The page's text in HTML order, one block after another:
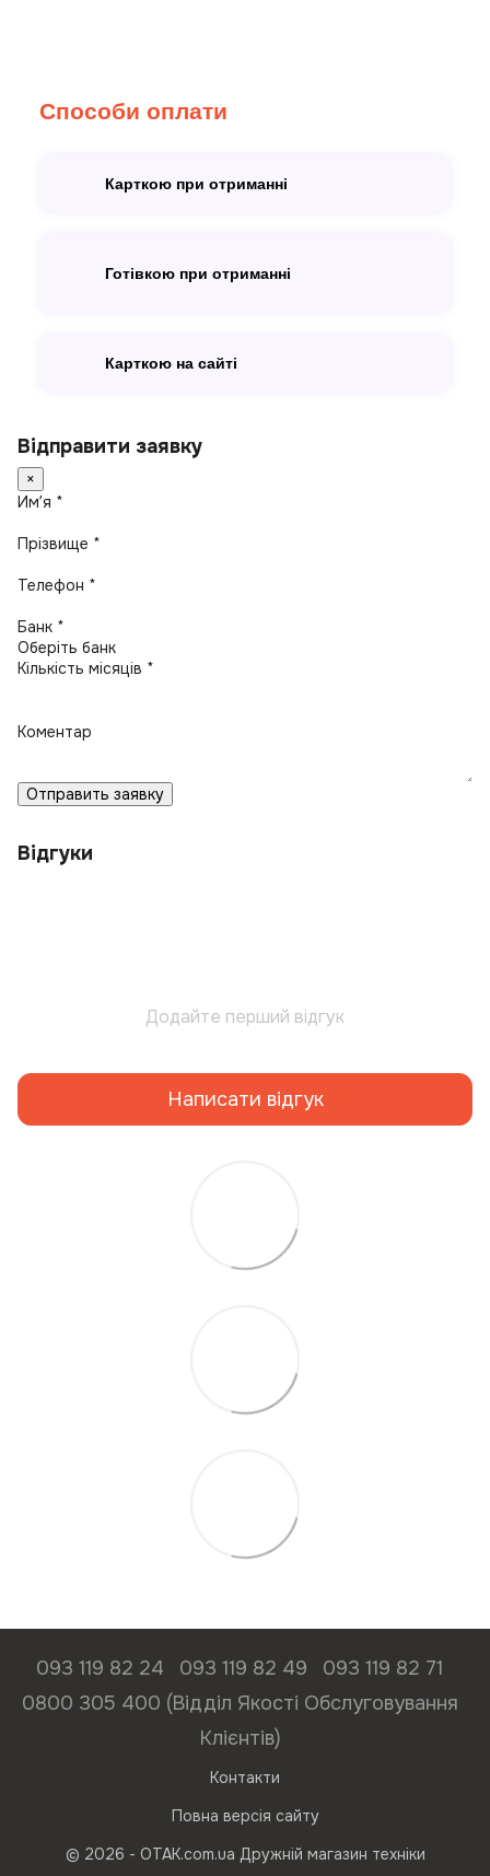
Способи оплати
Карткою при отриманні
Готівкою при отриманні
Карткою на сайті
Відправити заявку
×
Имʼя *
Прізвище *
Телефон *
Банк *
Кількість місяців *
Коментар
Отправить заявку
Відгуки
Додайте перший відгук
Написати відгук
093 119 82 24 093 119 82 49
093 119 82 71
0800 305 400 (Відділ Якості Обслуговування
Клієнтів)
Контакти
Повна версія сайту
© 2026 - ОТАК.com.ua Дружній магазин техніки